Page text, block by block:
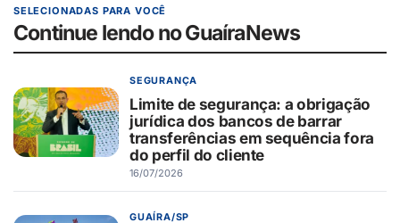
SELECIONADAS PARA VOCÊ
Continue lendo no GuaíraNews
SEGURANÇA
Limite de segurança: a obrigação
jurídica dos bancos de barrar
transferências em sequência fora
do perfil do cliente
16/07/2026
GUAÍRA/SP